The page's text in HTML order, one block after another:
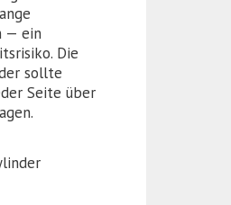
— ein
Die
sollte
Seite über